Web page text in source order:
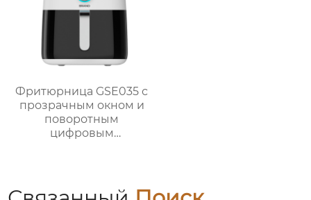
Фритюрница GSE035 с
прозрачным окном и
поворотным
цифровым